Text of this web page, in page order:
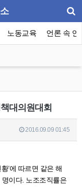
노동교육 언론 속 연
대의원대회
2016.09.09 01:45
’에 따르면 같은 해
이다. 노조조직률은